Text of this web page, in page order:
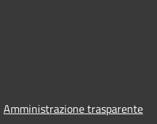
Amministrazione trasparente